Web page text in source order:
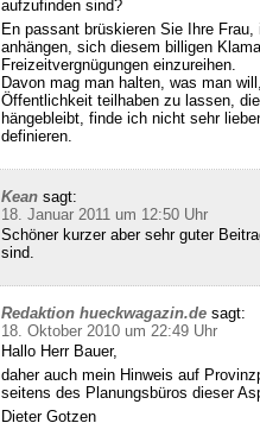
aufzufinden sind?
En passant brüskieren Sie Ihre
anhängen, sich diesem billigen
Freizeitvergnügungen einzureihen.
Davon mag man halten, was man
Öffentlichkeit teilhaben zu lassen,
hängebleibt, finde ich nicht sehr
definieren.
Kean sagt:
18. Januar 2011 um 12:50 Uhr
Schöner kurzer aber sehr guter
sind.
Redaktion hueckwagazin.de sagt:
18. Oktober 2010 um 22:49 Uhr
Hallo Herr Bauer,
daher auch mein Hinweis auf
seitens des Planungsbüros dieser
Dieter Gotzen